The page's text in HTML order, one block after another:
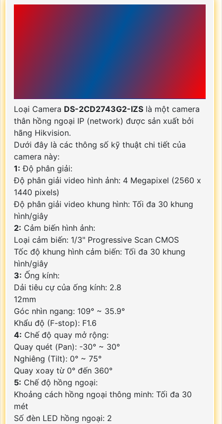
Loại Camera DS-2CD2743G2-IZS là một camera
thân hồng ngoại IP (network) được sản xuất bởi
hãng Hikvision.
Dưới đây là các thông số kỹ thuật chi tiết của
camera này:
1: Độ phân giải:
Độ phân giải video hình ảnh: 4 Megapixel (2560 x
1440 pixels)
Độ phân giải video khung hình: Tối đa 30 khung
hình/giây
2: Cảm biến hình ảnh:
Loại cảm biến: 1/3" Progressive Scan CMOS
Tốc độ khung hình cảm biến: Tối đa 30 khung
hình/giây
3: Ống kính:
Dải tiêu cự của ống kính: 2.8
12mm
Góc nhìn ngang: 109° ~ 35.9°
Khẩu độ (F-stop): F1.6
4: Chế độ quay mở rộng:
Quay quét (Pan): -30° ~ 30°
Nghiêng (Tilt): 0° ~ 75°
Quay xoay từ 0° đến 360°
5: Chế độ hồng ngoại:
Khoảng cách hồng ngoại thông minh: Tối đa 30
mét
Số đèn LED hồng ngoại: 2